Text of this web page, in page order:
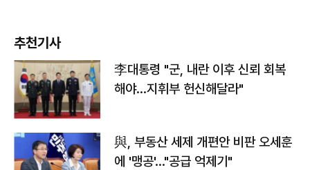
추천기사
李대통령 "군, 내란 이후 신뢰 회복
해야…지휘부 헌신해달라"
與, 부동산 세제 개편안 비판 오세훈
에 '맹공'…"공급 억제기"